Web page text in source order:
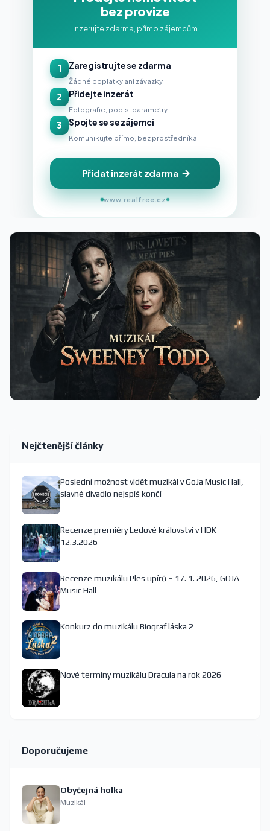
bez provize
Inzerujte zdarma, přímo zájemcům
1 Zaregistrujte se zdarma
Žádné poplatky ani závazky
2 Přidejte inzerát
Fotografie, popis, parametry
3 Spojte se se zájemci
Komunikujte přímo, bez prostředníka
Přidat inzerát zdarma
www.realfree.cz
Nejčtenější články
Poslední možnost vidět muzikál v GoJa Music Hall,
slavné divadlo nejspíš končí
Recenze premiéry Ledové království v HDK
12.3.2026
Recenze muzikálu Ples upírů – 17. 1. 2026, GOJA
Music Hall
Konkurz do muzikálu Biograf láska 2
Nové termíny muzikálu Dracula na rok 2026
Doporučujeme
Obyčejná holka
Muzikál